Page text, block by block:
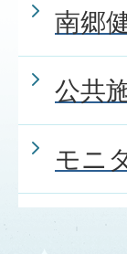
南郷
公共
モニ